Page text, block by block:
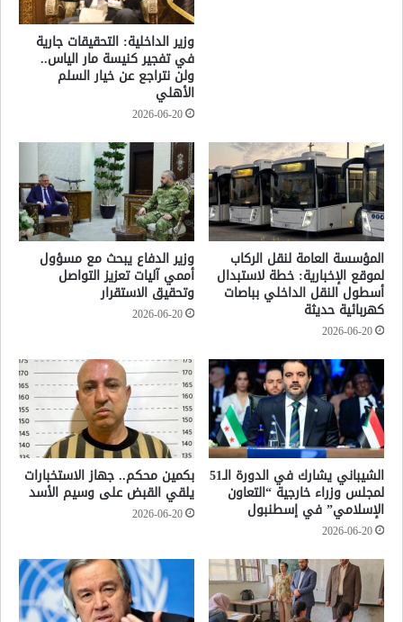
وزير الداخلية: التحقيقات جارية
في تفجير كنيسة مار الياس..
ولن نتراجع عن خيار السلم
الأهلي
2026-06-20
المؤسسة العامة لنقل الركاب
لموقع الإخبارية: خطة لاستبدال
أسطول النقل الداخلي بباصات
كهربائية حديثة
2026-06-20
وزير الدفاع يبحث مع مسؤول
أممي آليات تعزيز التواصل
وتحقيق الاستقرار
2026-06-20
الشيباني يشارك في الدورة الـ51
لمجلس وزراء خارجية “التعاون
الإسلامي” في إسطنبول
2026-06-20
بكمين محكم.. جهاز الاستخبارات
يلقي القبض على وسيم الأسد
2026-06-20